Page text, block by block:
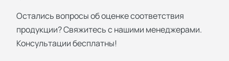
Остались вопросы об оценке соответствия
продукции? Свяжитесь с нашими менеджерами.
Консультации бесплатны!